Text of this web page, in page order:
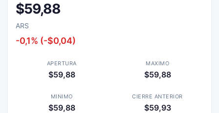
$59,88
ARS
-0,1% (-$0,04)
APERTURA
$59,88
MAXIMO
$59,88
MINIMO
$59,88
CIERRE ANTERIOR
$59,93